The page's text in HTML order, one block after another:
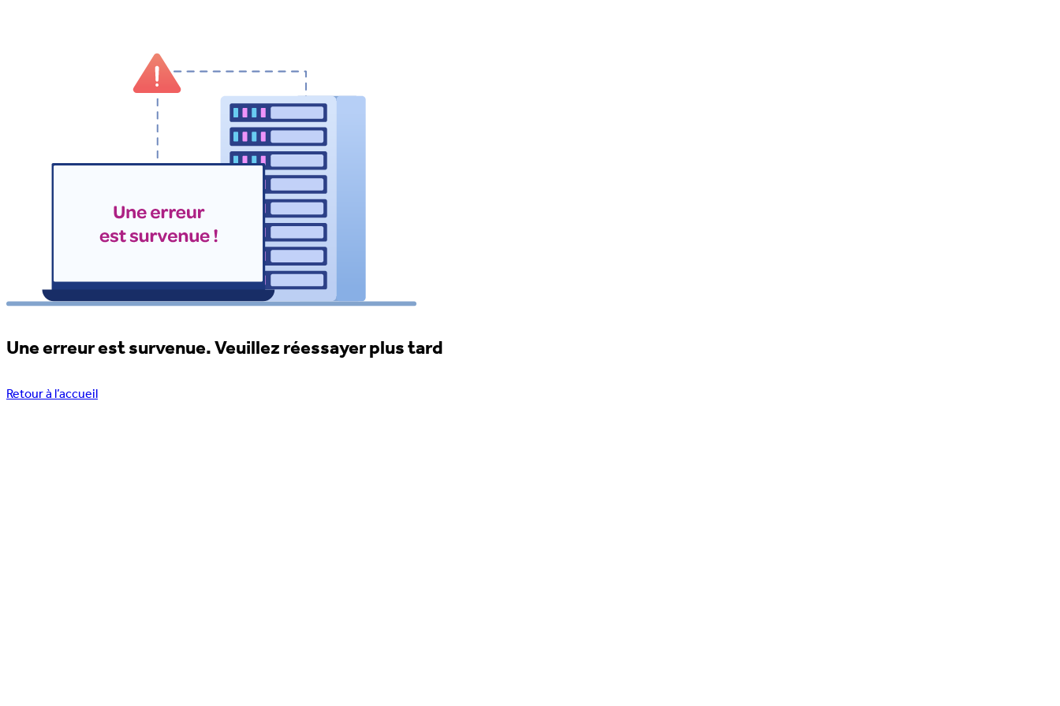
Une erreur est survenue. Veuillez réessayer plus tard
Retour à l’accueil